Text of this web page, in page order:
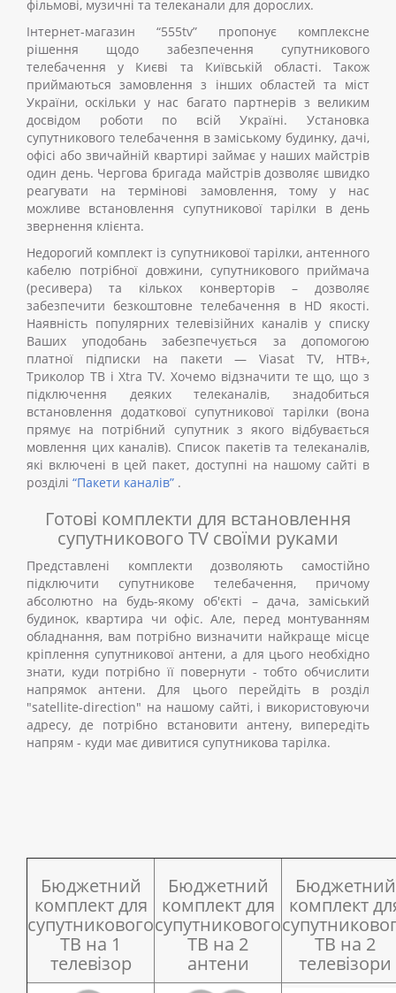
фільмові, музичні та телеканали для дорослих.
Інтернет-магазин “555tv” пропонує комплексне
рішення щодо забезпечення супутникового
телебачення у Києві та Київській області. Також
приймаються замовлення з інших областей та міст
України, оскільки у нас багато партнерів з великим
досвідом роботи по всій Україні. Установка
супутникового телебачення в заміському будинку, дачі,
офісі або звичайній квартирі займає у наших майстрів
один день. Чергова бригада майстрів дозволяє швидко
реагувати на термінові замовлення, тому у нас
можливе встановлення супутникової тарілки в день
звернення клієнта.
Недорогий комплект із супутникової тарілки, антенного
кабелю потрібної довжини, супутникового приймача
(ресивера) та кількох конверторів
–
дозволяє
забезпечити безкоштовне телебачення в HD якості.
Наявність популярних телевізійних каналів у списку
Ваших уподобань забезпечується за допомогою
платної підписки на пакети
—
Viasat TV, НТВ+,
Триколор ТВ і Xtra TV. Хочемо відзначити те що, що з
підключення деяких телеканалів, знадобиться
встановлення додаткової супутникової тарілки (вона
прямує на потрібний супутник з якого відбувається
мовлення цих каналів). Список пакетів та телеканалів,
які включені в цей пакет, доступні на нашому сайті в
розділі “Пакети каналів” .
Готові комплекти для встановлення
супутникового TV своїми руками
Представлені комплекти дозволяють самостійно
підключити супутникове телебачення, причому
абсолютно на будь-якому об'єкті
– дача, заміський
будинок, квартира чи офіс. Але, перед монтуванням
обладнання, вам потрібно визначити найкраще місце
кріплення супутникової антени, а для цього необхідно
знати, куди потрібно її повернути - тобто обчислити
напрямок антени. Для цього перейдіть в розділ
"satellite-direction" на нашому сайті, і використовуючи
адресу, де потрібно встановити антену, випередіть
напрям - куди має дивитися супутникова тарілка.
Бюджетний
комплект для
супутникового
ТВ на 1
телевізор
Бюджетний
комплект для
супутникового
ТВ на 2
антени
Бюджетний
комплект
ТВ на 2
телевізори